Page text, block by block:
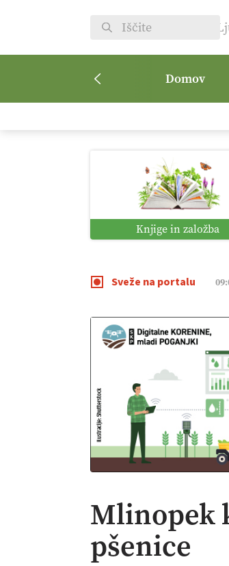
Domov
Knjige in založba
Sveže na portalu
Mlinopek
pšenice